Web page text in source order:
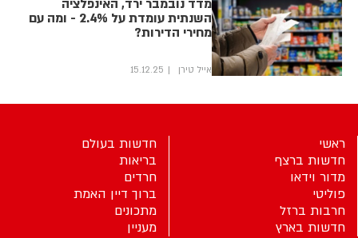
מדד נובמבר ירד, האינפלציה
השנתית עומדת על 2.4% - ומה עם
מחירי הדירות?
אייל טירן 15.12.25
ראשי
חדשות ברצף
מדור וידאו
פוליטי
חרבות ברזל
חדשות בארץ
חדשות בעולם
בריאות
חרדים
ברוך דיין האמת
מתכונים
מעניין